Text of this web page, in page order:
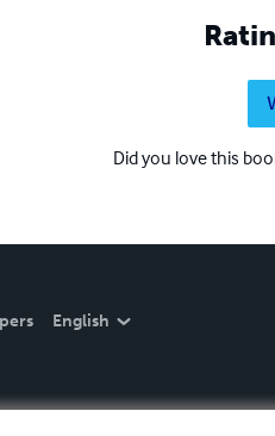
Did you love this
English